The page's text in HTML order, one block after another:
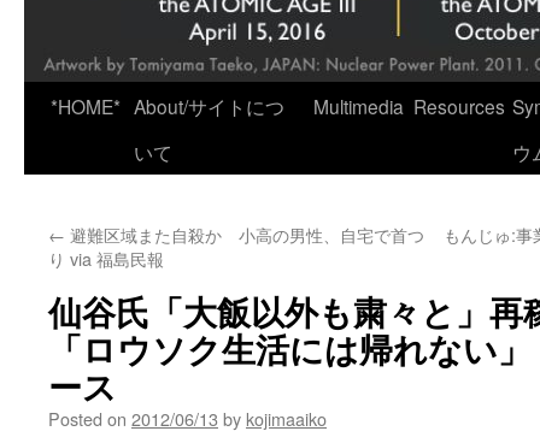
*HOME* About/サイトにつ
いて
Multimedia Resources
ウ
← 避難区域また自殺か 小高の男性、自宅で首つ
り via 福島民報
もんじゅ:
仙谷氏「大飯以外も粛々と」
「ロウソク生活には帰れない
ース
Posted on 2012/06/13 by kojimaaiko